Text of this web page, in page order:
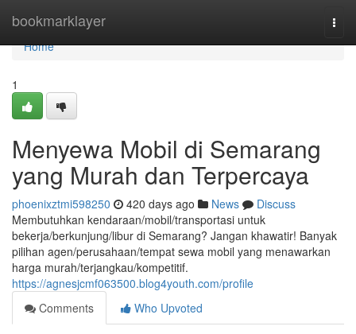
bookmarklayer
Home
Home
1
Menyewa Mobil di Semarang
yang Murah dan Terpercaya
phoenixztmi598250 420 days ago News
Discuss
Membutuhkan kendaraan/mobil/transportasi untuk
bekerja/berkunjung/libur di Semarang? Jangan khawatir! Banyak
pilihan agen/perusahaan/tempat sewa mobil yang menawarkan
harga murah/terjangkau/kompetitif.
https://agnesjcmf063500.blog4youth.com/profile
Comments
Who Upvoted